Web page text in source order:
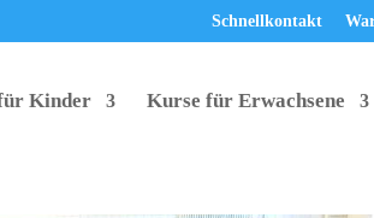
Schnellkontakt
Kinder Kurse für Erwachsene